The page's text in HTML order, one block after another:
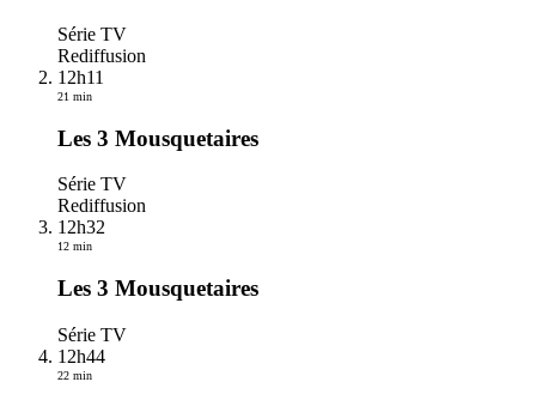
Série TV
Rediffusion
12h11
21 min
Les 3 Mousquetaires
Série TV
Rediffusion
12h32
12 min
Les 3 Mousquetaires
Série TV
12h44
22 min